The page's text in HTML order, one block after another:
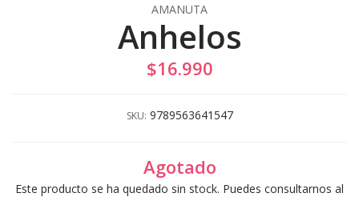
AMANUTA
Anhelos
$16.990
SKU: 9789563641547
Agotado
Este producto se ha quedado sin stock. Puedes consultarnos al